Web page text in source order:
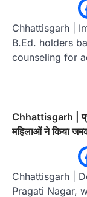
Chhattisgarh |
B.Ed. holders
counseling for
Chhattisgarh |
महिलाओं ने किया
Chhattisgarh |
Pragati Nagar,